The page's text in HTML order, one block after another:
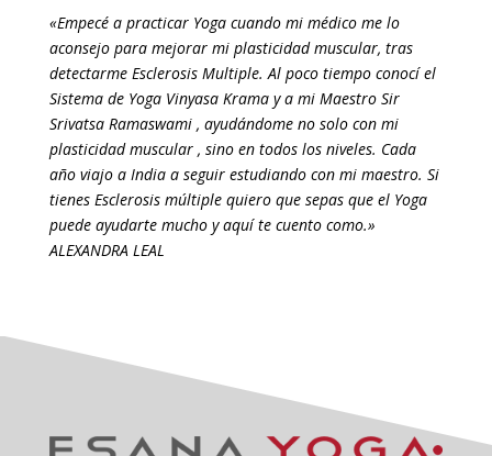
«Empecé a practicar Yoga cuando mi médico me lo
aconsejo para mejorar mi plasticidad muscular, tras
detectarme Esclerosis Multiple. Al poco tiempo conocí el
Sistema de Yoga Vinyasa Krama y a mi Maestro Sir
Srivatsa Ramaswami , ayudándome no solo con mi
plasticidad muscular , sino en todos los niveles. Cada
año viajo a India a seguir estudiando con mi maestro. Si
tienes Esclerosis múltiple quiero que sepas que el Yoga
puede ayudarte mucho y aquí te cuento como.»
ALEXANDRA LEAL